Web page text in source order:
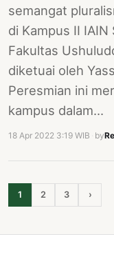
semangat
di Kampus II
Fakultas
diketuai oleh
Peresmian ini
kampus dalam…
18 Apr 2022 3:19 WIB by
1 2 3 ›